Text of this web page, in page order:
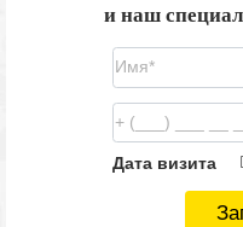
и наш
Дата визита